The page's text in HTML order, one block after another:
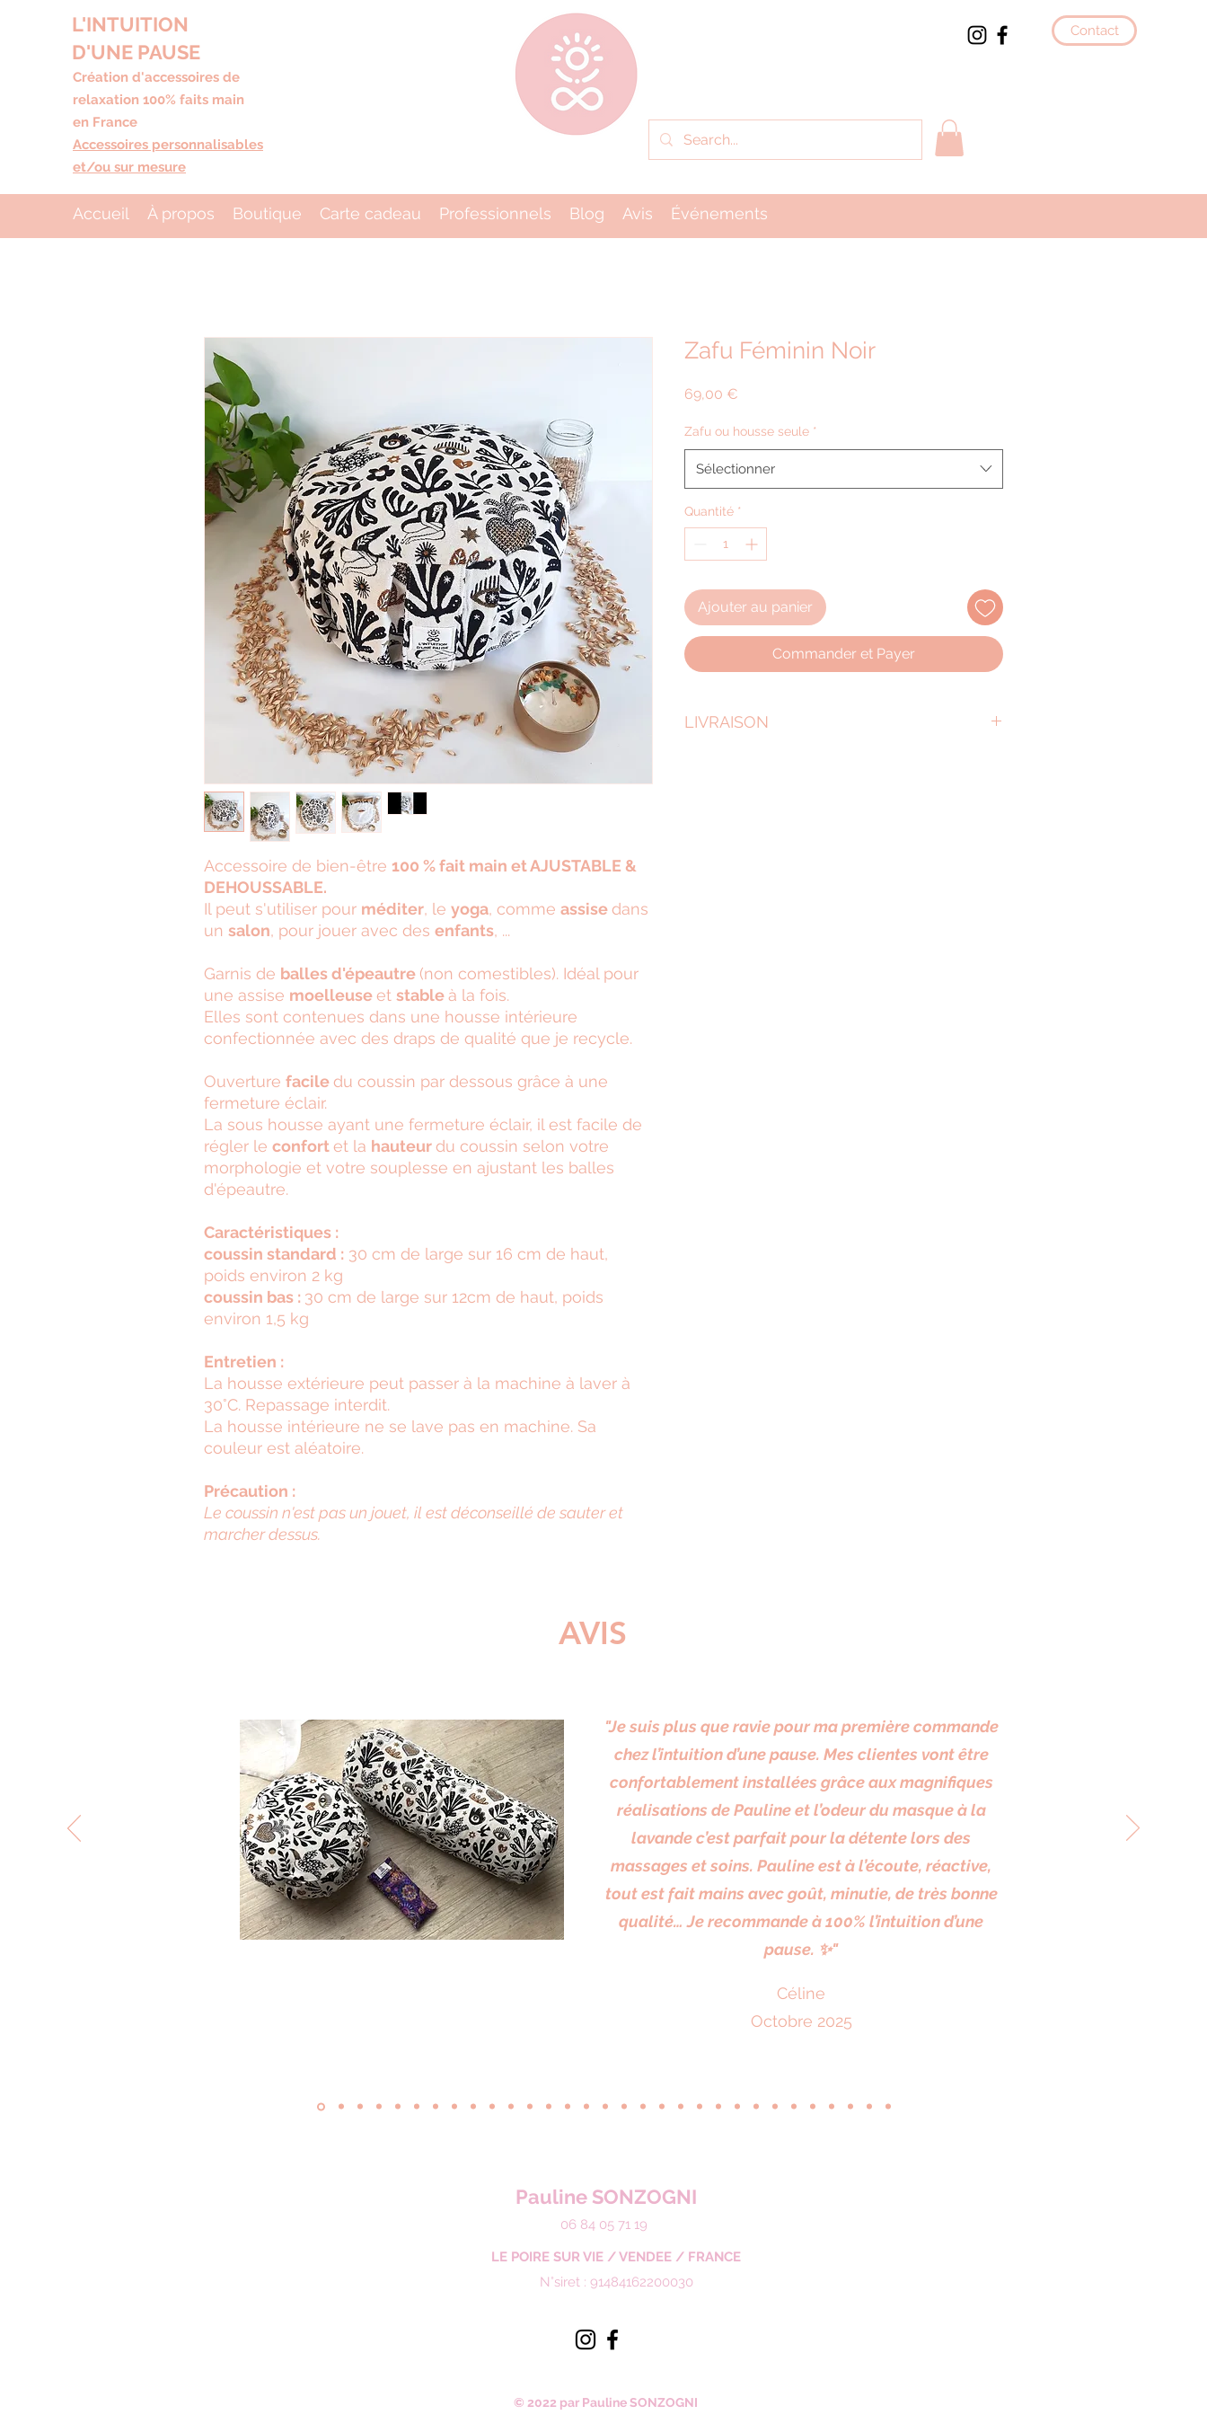
L'INTUITION
D'UNE PAUSE
Création d'accessoires de
relaxation 100% faits main
en France
Accessoires personnalisables
et/ou sur mesure
Contact
Accueil À propos Boutique Carte cadeau Professionnels Blog Avis Événements
Accessoire de bien-être 100 % fait main et AJUSTABLE &
DEHOUSSABLE.
Il peut s'utiliser pour méditer, le yoga, comme assisedans
un salon, pour jouer avec des enfants, ...
Garnis de balles d'épeautre (non comestibles). Idéal pour
une assise moelleuseet stableà la fois.
Elles sont contenues dans une housse intérieure
confectionnée avec des draps de qualité que je recycle.
Ouverture faciledu coussin par dessous grâce à une
fermeture éclair.
La sous housse ayant une fermeture éclair, il est facile de
régler le confortet la hauteurdu coussin selon votre
morphologie et votre souplesse en ajustant les balles
d'épeautre.
Caractéristiques :
coussin standard : 30 cm de large sur 16 cm de haut,
poids environ 2 kg
coussin bas : 30 cm de large sur 12cm de haut, poids
environ 1,5 kg
Entretien :
La housse extérieure peut passer à la machine à laver à
30°C. Repassage interdit.
La housse intérieure ne se lave pas en machine. Sa
couleur est aléatoire.
Précaution :
Le coussin n'est pas un jouet, il est déconseillé de sauter et
marcher dessus.
Zafu Féminin Noir
69,00 €
Zafu ou housse seule *
Sélectionner
Quantité *
Ajouter au panier
Commander et Payer
LIVRAISON
AVIS
"Je suis plus que ravie pour ma première commande
chez l’intuition d’une pause. Mes clientes vont être
confortablement installées grâce aux magnifiques
réalisations de Pauline et l’odeur du masque à la
lavande c’est parfait pour la détente lors des
massages et soins. Pauline est à l’écoute, réactive,
tout est fait mains avec goût, minutie, de très bonne
qualité… Je recommande à 100% l’intuition d’une
pause. ✨"
Céline
Octobre 2025
Pauline SONZOGNI
06 84 05 71 19
LE POIRE SUR VIE / VENDEE / FRANCE
N°siret : 91484162200030
© 2022 par Pauline SONZOGNI